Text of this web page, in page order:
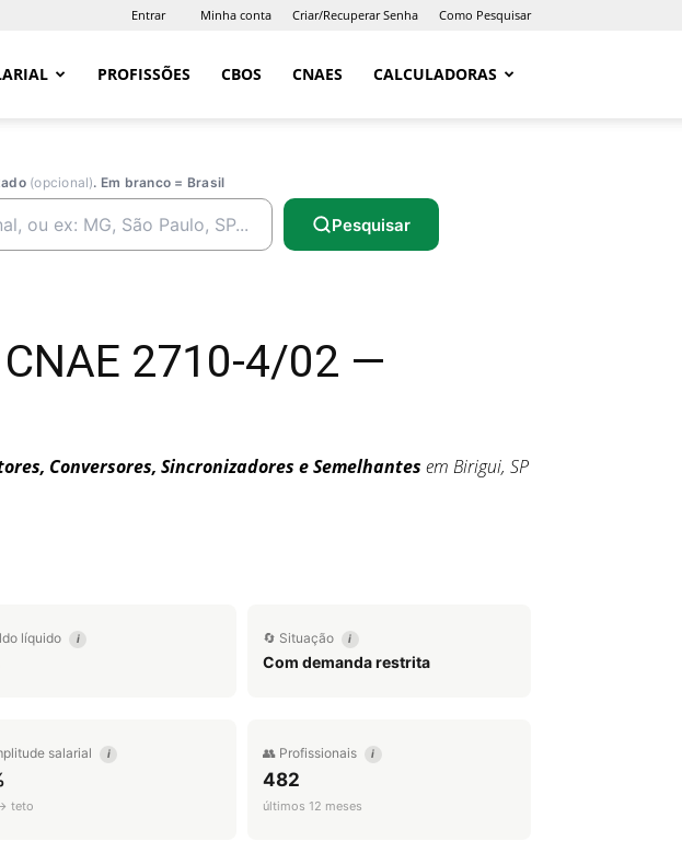
Entrar Minha conta Criar/Recuperar Senha Como Pesquisar
PROFISSÕES CBOS CNAES CALCULADORAS
(opcional). Em branco = Brasil
Pesquisar
2710-4/02 —
Conversores, Sincronizadores e Semelhantes em Birigui, SP
líquido i 🔄 Situação i
Com demanda restrita
salarial i
teto
👥 Profissionais i
482
últimos 12 meses